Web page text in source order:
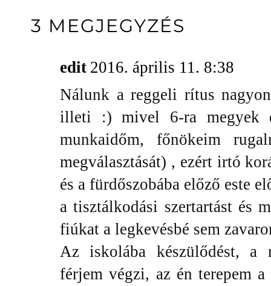
3 MEGJEGYZÉS
edit 2016. április 11. 8:38
Nálunk a reggeli rítus
illeti :) mivel 6-ra megyek
munkaidőm, főnökeim
megválasztását) , ezért irtó
és a fürdőszobába előző este
a tisztálkodási szertartást és
fiúkat a legkevésbé sem
Az iskolába készülődést, a
férjem végzi, az én terepem